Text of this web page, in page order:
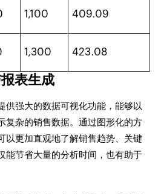
1,100 409.09
1,300 423.08
表生成
供强大的数据可视化功能，能够以
复杂的销售数据。通过图形化的方
以更加直观地了解销售趋势、关键
能节省大量的分析时间，也有助于